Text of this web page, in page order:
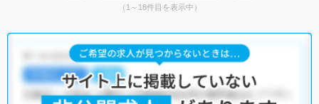
（1～18件目を表示中）